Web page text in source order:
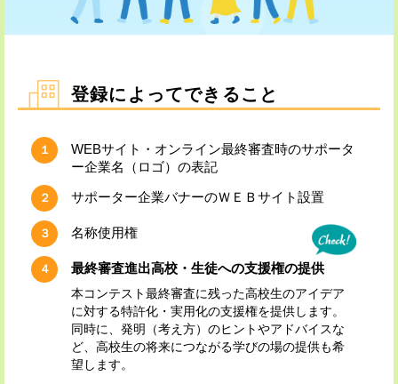
登録によってできること
１
WEBサイト・オンライン最終審査時のサポータ
ー企業名（ロゴ）の表記
２ サポーター企業バナーのＷＥＢサイト設置
３ 名称使用権
４ 最終審査進出高校・生徒への支援権の提供
本コンテスト最終審査に残った高校生のアイデア
に対する特許化・実用化の支援権を提供します。
同時に、発明（考え方）のヒントやアドバイスな
ど、高校生の将来につながる学びの場の提供も希
望します。